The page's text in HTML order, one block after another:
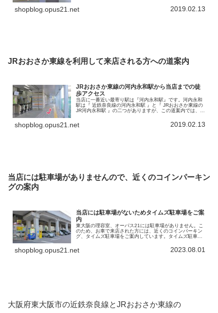
shopblog.opus21.net 2019.02.13
JRおおさか東線を利用して来店される方への道案内
JRおおさか東線の河内永和駅から当店までの徒
歩アクセス
当店に一番近い最寄り駅は『河内永和駅』です。河内永和
駅は『 近鉄奈良線の河内永和駅 』と『 JRおおさか東線の
JR河内永和駅 』の二つがありますが、この道案内では、
shopblog.opus21.net 2019.02.13
当店には駐車場がありませんので、近くのコインパーキン
グの案内
当店には駐車場がないためタイムズ駐車場をご案
内
東大阪の理容室、オーパス21には駐車場がありません。こ
のため、お車で来店された方には、近くのコインパーキン
グ、タイムズ駐車場をご案内しています。タイムズ駐車場
shopblog.opus21.net 2023.08.01
大阪府東大阪市の近鉄奈良線とJRおおさか東線の